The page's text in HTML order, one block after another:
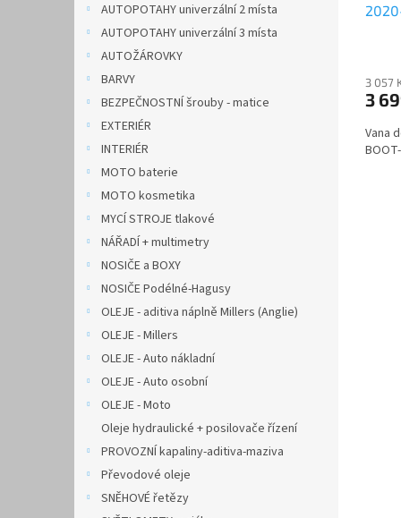
AUTOPOTAHY univerzální 2 místa
AUTOPOTAHY univerzální 3 místa
AUTOŽÁROVKY
BARVY
BEZPEČNOSTNÍ šrouby - matice
EXTERIÉR
INTERIÉR
MOTO baterie
MOTO kosmetika
MYCÍ STROJE tlakové
NÁŘADÍ + multimetry
NOSIČE a BOXY
NOSIČE Podélné-Hagusy
OLEJE - aditiva náplně Millers (Anglie)
OLEJE - Millers
OLEJE - Auto nákladní
OLEJE - Auto osobní
OLEJE - Moto
Oleje hydraulické + posilovače řízení
PROVOZNÍ kapaliny-aditiva-maziva
Převodové oleje
SNĚHOVÉ řetězy
3 057
3
Vana